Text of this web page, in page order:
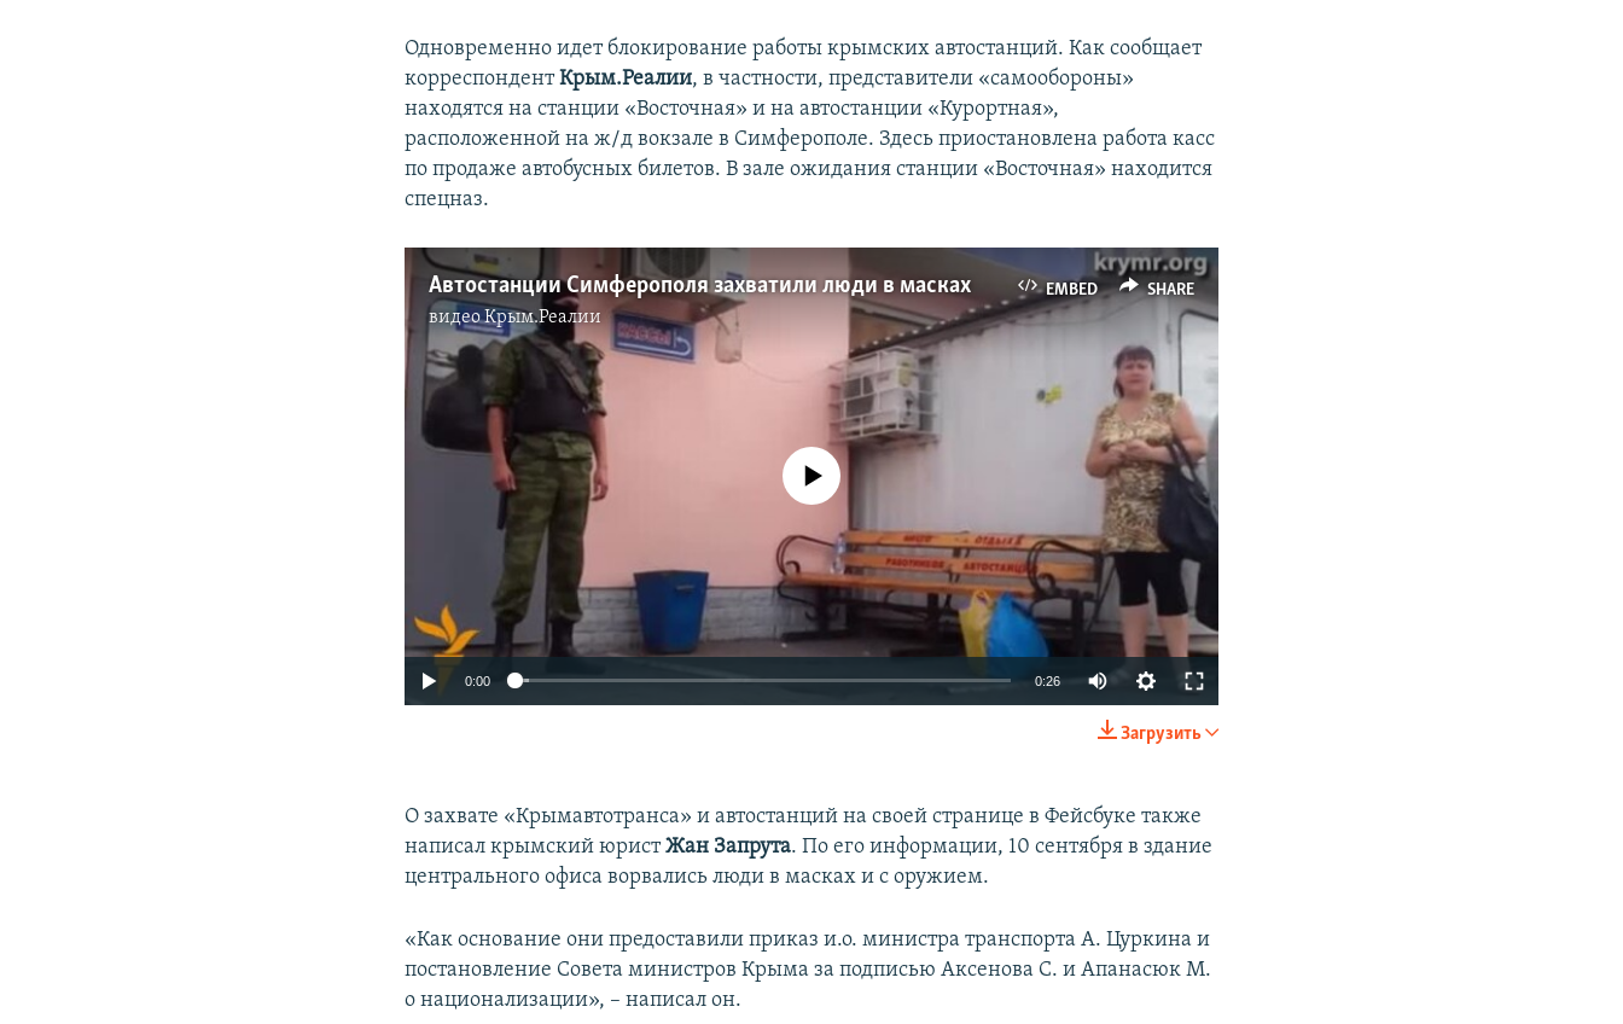
Одновременно идет блокирование работы крымских автостанций. Как сообщает
корреспондентКрым.Реалии, в частности, представители «самообороны»
находятся на станции «Восточная» и на автостанции «Курортная»,
расположенной на ж/д вокзале в Симферополе. Здесь приостановлена работа касс
по продаже автобусных билетов. В зале ожидания станции «Восточная» находится
спецназ.
EMBED SHARE
Автостанции Симферополя захватили люди в масках
видеоКрым.Реалии
SHARE
No media source currently available
0:00 0:26
Загрузить
О захвате «Крымавтотранса» и автостанций на своей странице в Фейсбуке также
написал крымский юристЖан Запрута. По его информации, 10 сентября в здание
центрального офиса ворвались люди в масках и с оружием.
«Как основание они предоставили приказ и.о. министра транспорта А. Цуркина и
постановление Совета министров Крыма за подписью Аксенова С. и Апанасюк М.
о национализации», – написал он.